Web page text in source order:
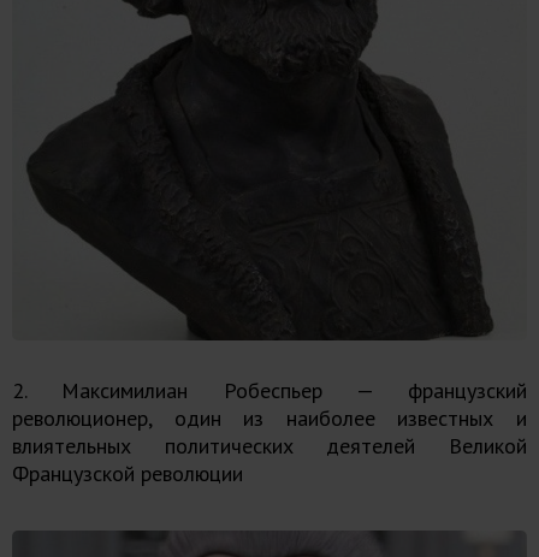
2. Максимилиан Робеспьер — французский
революционер, один из наиболее известных и
влиятельных политических деятелей Великой
Французской революции